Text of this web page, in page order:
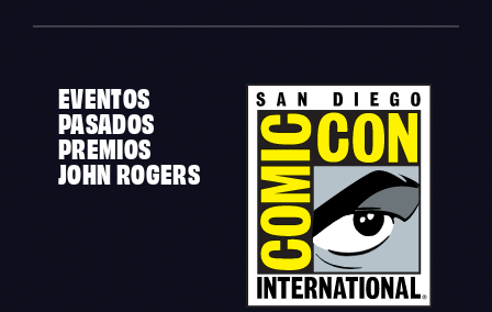
EVENTOS
PASADOS
PREMIOS
JOHN ROGERS